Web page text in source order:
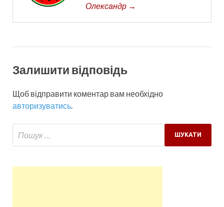
Олександр →
Залишити відповідь
Щоб відправити коментар вам необхідно
авторизуватись.